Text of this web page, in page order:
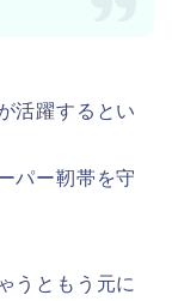
活躍するとい
パー靭帯を守
うともう元に